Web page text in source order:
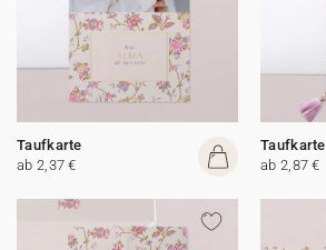
Taufkarte
ab 2,37 €
Taufkarte
ab 2,87 €